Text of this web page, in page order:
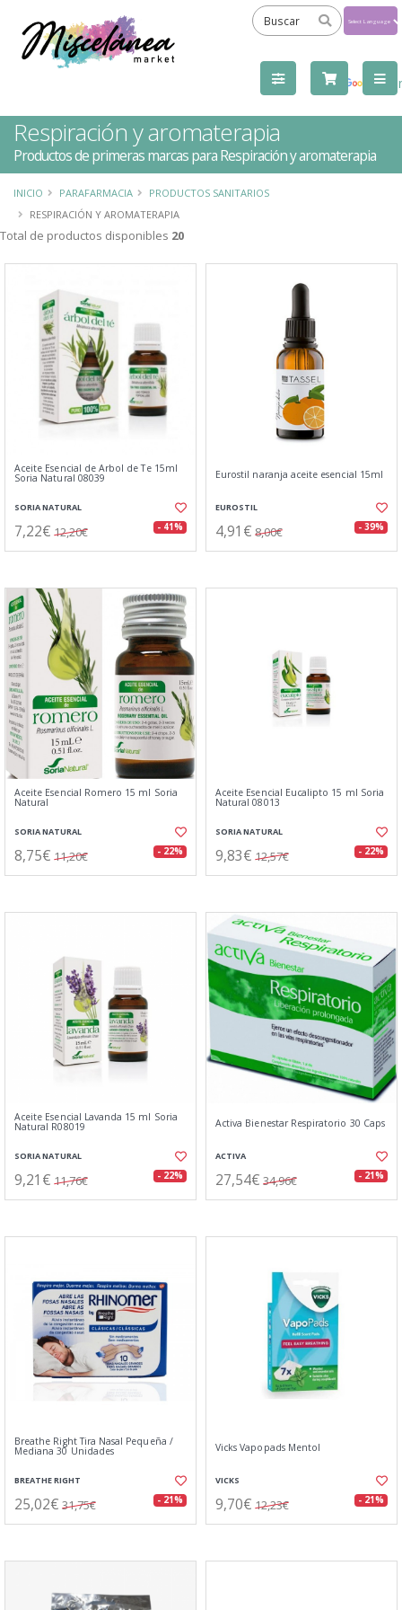
by
Respiración y aromaterapia
Productos de primeras marcas para Respiración y aromaterapia
INICIO PARAFARMACIA
PRODUCTOS SANITARIOS
RESPIRACIÓN Y AROMATERAPIA
Total de productos disponibles 20
Aceite Esencial de Arbol de Te 15ml
Soria Natural 08039
SORIA NATURAL
7,22€ 12,20€ - 41%
Eurostil naranja aceite esencial 15ml
EUROSTIL
4,91€ 8,00€ - 39%
Aceite Esencial Romero 15 ml Soria
Natural
SORIA NATURAL
8,75€ 11,20€ - 22%
Aceite Esencial Eucalipto 15 ml Soria
Natural 08013
SORIA NATURAL
9,83€ 12,57€ - 22%
Aceite Esencial Lavanda 15 ml Soria
Natural R08019
SORIA NATURAL
9,21€ 11,76€ - 22%
Activa Bienestar Respiratorio 30 Caps
ACTIVA
27,54€ 34,96€ - 21%
Breathe Right Tira Nasal Pequeña /
Mediana 30 Unidades
BREATHE RIGHT
25,02€ 31,75€ - 21%
Vicks Vapopads Mentol
VICKS
9,70€ 12,23€ - 21%